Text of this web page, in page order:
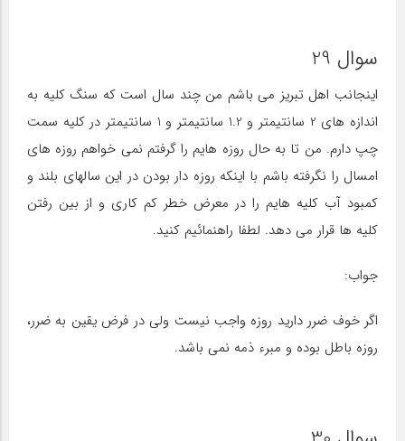
سوال 29
اینجانب اهل تبریز می باشم من چند سال است که سنگ کلیه به
اندازه های 2 سانتیمتر و 1.2 سانتیمتر و 1 سانتیمتر در کلیه سمت
چپ دارم. من تا به حال روزه هایم را گرفتم نمی خواهم روزه های
امسال را نگرفته باشم با اینکه روزه دار بودن در این سالهای بلند و
کمبود آب کلیه هایم را در معرض خطر کم کاری و از بین رفتن
کلیه ها قرار می دهد. لطفا راهنمائیم کنید.
جواب:
اگر خوف ضرر دارید روزه واجب نیست ولی در فرض یقین به ضرر،
روزه باطل بوده و مبرء ذمه نمی باشد.